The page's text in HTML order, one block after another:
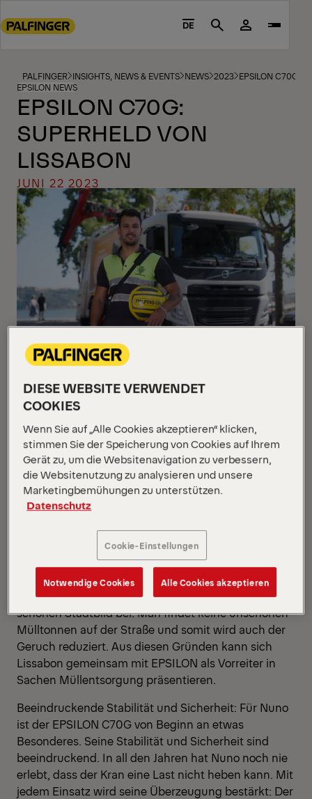
to
footer
content
DE Search
PALFINGER INSIGHTS, NEWS & EVENTS NEWS 2023 EPSILON C70G:
EPSILON NEWS
EPSILON C70G:
SUPERHELD VON
LISSABON
JUNI 22 2023
Dias beginnt mit der Fahrt zur Stadtverwaltung von
Lissabon. Seit acht Jahren ist er ein geschätztes
Mitglied des Teams und seit 7 Jahren verantwortlich
für die Bedienung des EPSILON C70G hinsichtlich
Müllentsorgung.
Abfallwirtschaft in Lissabon
Lissabon hatte sich dank seines einzigartigen
Mülltrennsystems und des EPSILON Krans einer
Transformation unterzogen. Unter der Erde
verborgen, wird, mit Hilfe des EPSILON C70G Müll
eingesammelt und trägt so zu einem sauberen und
schönen Stadtbild bei. Man findet keine unschönen
Mülltonnen auf der Straße und somit wird auch der
Geruch reduziert. Aus diesen Gründen kann sich
Lissabon gemeinsam mit EPSILON als Vorreiter in
Sachen Müllentsorgung präsentieren.
Beeindruckende Stabilität und Sicherheit: Für Nuno
ist der EPSILON C70G von Beginn an etwas
Besonderes. Seine Stabilität und Sicherheit sind
beeindruckend. In all den Jahren hat Nuno noch nie
erlebt, dass der Kran eine Last nicht heben kann. Mit
jedem Einsatz wird seine Überzeugung bestärkt: Der
DIESE WEBSITE VERWENDET
COOKIES
Wenn Sie auf „Alle Cookies akzeptieren“ klicken,
stimmen Sie der Speicherung von Cookies auf Ihrem
Gerät zu, um die Websitenavigation zu verbessern,
die Websitenutzung zu analysieren und unsere
Marketingbemühungen zu unterstützen.
Datenschutz
Cookie-Einstellungen
Notwendige Cookies Alle Cookies akzeptieren